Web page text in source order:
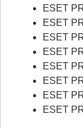
ESET
ESET
ESET
ESET
ESET
ESET
ESET
ESET